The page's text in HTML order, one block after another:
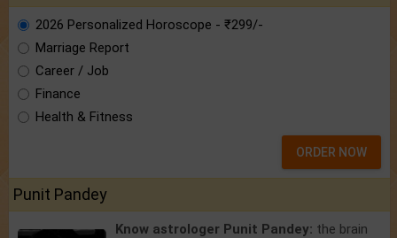
2026 Personalized Horoscope - ₹299/-
Marriage Report
Career / Job
Finance
Health & Fitness
ORDER NOW
Punit Pandey
Know astrologer Punit Pandey: the brain